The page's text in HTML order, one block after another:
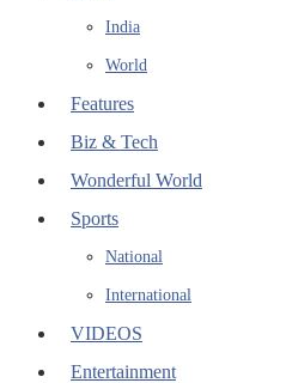
India
World
Features
Biz & Tech
Wonderful World
Sports
National
International
VIDEOS
Entertainment